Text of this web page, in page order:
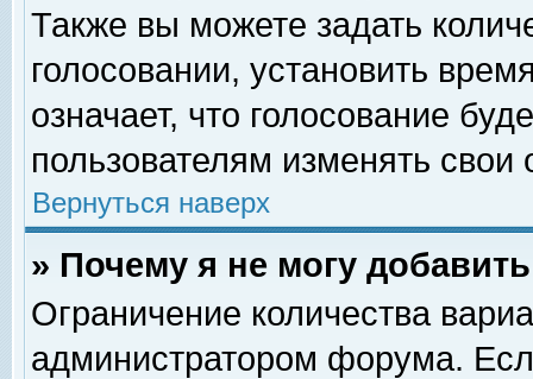
Также вы можете задать
голосовании, установить
означает, что голосование
пользователям изменять свои
Вернуться наверх
» Почему я не могу
Ограничение количества
администратором форума.